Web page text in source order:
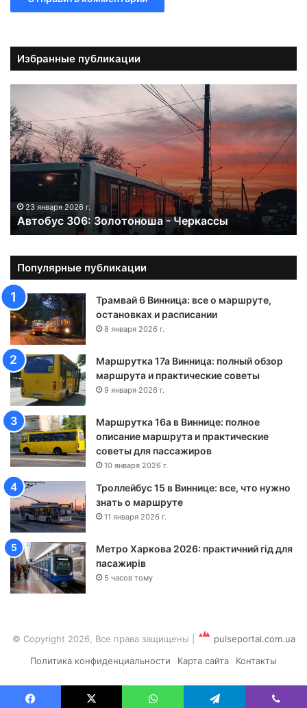
Избранные публикации
в
т
о
б
у
:
л
о
т
о
н
о
ш
а
-
Ч
е
р
к
а
с
с
ы
23 января 2026 г.
Автобус 306: Золотоноша - Черкассы
Популярные публикации
Трамвай 6 Винница: все о маршруте,
остановках и расписании
8 января 2026 г.
Маршрутка 17а Винница: полный обзор
маршрута и практические советы
9 января 2026 г.
Маршрутка 16а в Виннице: полное
описание маршрута и практические
советы для пассажиров
10 января 2026 г.
Троллейбус 15 в Виннице: все, что нужно
знать о маршруте
11 января 2026 г.
Метро Харкова 2026: практичний гід для
пасажирів
5 часов тому
© Copyright 2026, Все права защищены
pulseportal.com.ua
Политика конфиденциальности
Карта сайта Контакты